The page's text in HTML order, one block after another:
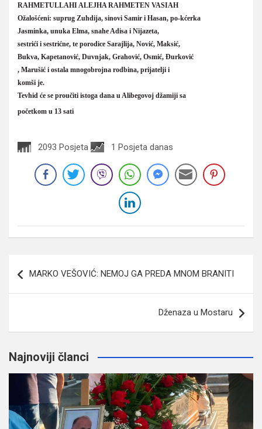
RAHMETULLAHI ALEJHA RAHMETEN VASIAH
Ožalošćeni: suprug Zuhdija, sinovi Samir i Hasan, po-kćerka
Jasminka, unuka Elma, snahe Adisa i Nijazeta,
sestrići i sestrićne, te porodice Sarajlija, Nović, Maksić,
Bukva, Kapetanović, Duvnjak, Grahović, Osmić, Đurković
, Marušić i ostala mnogobrojna rodbina, prijatelji i
komši je.
Tevhid će se proučiti istoga dana u Alibegovoj džamiji sa
početkom u 13 sati
2093 Posjeta 1 Posjeta danas
članaka
MARKO VEŠOVIĆ: NEMOJ GA PREDA MNOM BRANITI
Dženaza u Mostaru
Najnoviji članci